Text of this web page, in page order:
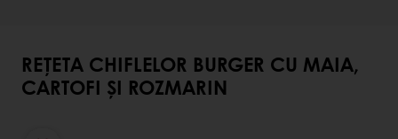
REȚETA CHIFLELOR BURGER CU MAIA,
CARTOFI ȘI ROZMARIN